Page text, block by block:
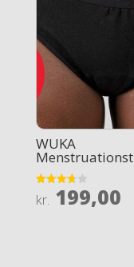
WUKA
Rated
3.7
kr. 199,00